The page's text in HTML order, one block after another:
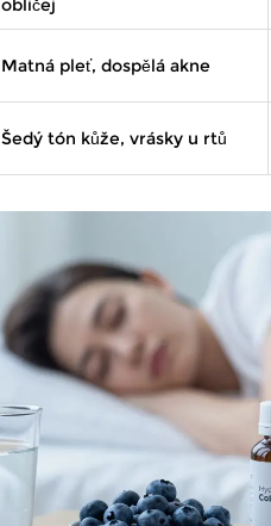
obličej
Matná pleť, dospělá akne
Šedý tón kůže, vrásky u rtů